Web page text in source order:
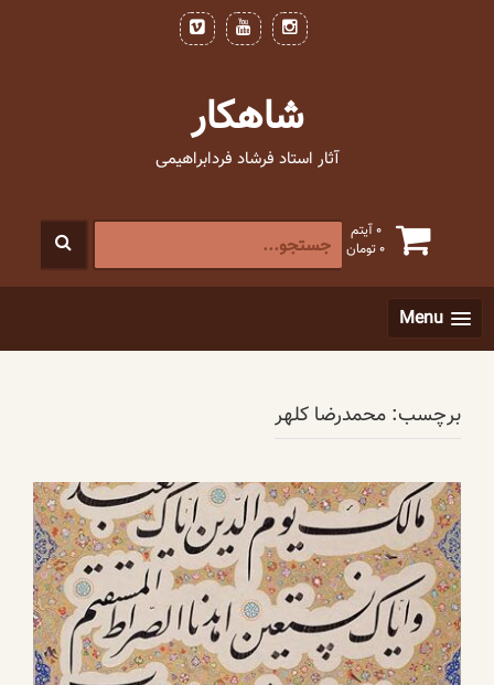
شاهکار
آثار استاد فرشاد فردابراهیمی
0 آیتم
0تومان
جستجو
برای
Menu
برچسب: محمدرضا کلهر